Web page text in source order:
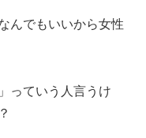
んでもいいから女性
っていう人言うけ